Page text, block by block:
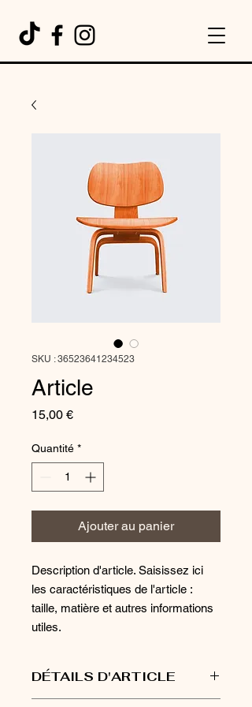
SKU : 36523641234523
Article
15,00 €Prix
Quantité *
Ajouter au panier
Description d'article. Saisissez ici
les caractéristiques de l'article :
taille, matière et autres informations
utiles.
DÉTAILS D'ARTICLE